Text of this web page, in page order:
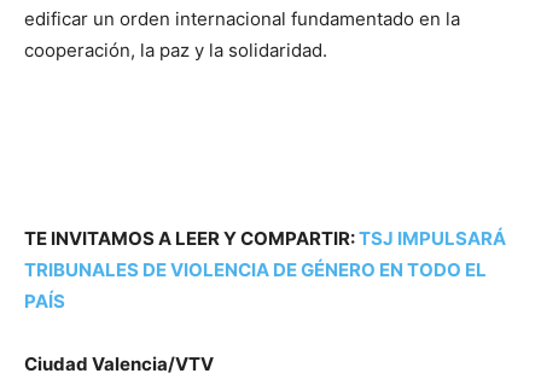
edificar un orden internacional fundamentado en la
cooperación, la paz y la solidaridad.
TE INVITAMOS A LEER Y COMPARTIR:TSJ IMPULSARÁ
TRIBUNALES DE VIOLENCIA DE GÉNERO EN TODO EL
PAÍS
Ciudad Valencia/VTV